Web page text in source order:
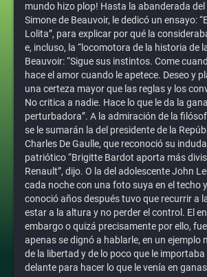
mundo hizo plop! Hasta la abanderada
Simone de Beauvoir, le dedicó un ensayo:
Lolita”, para explicar por qué la
e, incluso, la “locomotora de la historia de
Beauvoir: “Sigue sus instintos. Come
hace el amor cuando le apetece. Deseo y
una certeza mayor que las reglas y los
No critica a nadie. Hace lo que le da la
perturbadora”. A la admiración de la
se le sumarán la del presidente de la
Charles De Gaulle, que reconoció su
patriótico “Brigitte Bardot aporta más
Renault”, dijo. O la del adolescente John
cada noche con una foto suya en el techo
conoció años después tuvo que recurrir a
estar a la altura y no perder el control. El
embargo o quizá precisamente por ello,
apenas se dignó a hablarle, en un ejemplo
de la libertad y de lo poco que le
delante para hacer lo que le venía en